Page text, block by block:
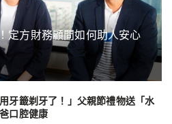
定方財務顧問如何助人安心
用牙籤剃牙了！」父親節禮物送「水
口腔健康